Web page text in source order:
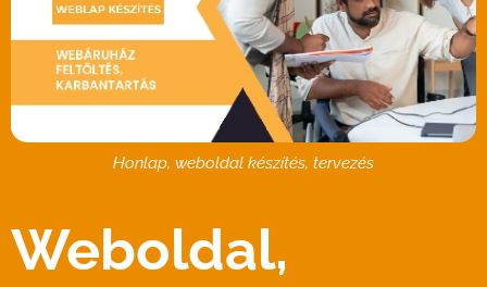
Honlap, weboldal készítés, tervezés
Weboldal,